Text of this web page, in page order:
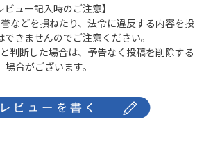
ビュー記入時のご注意】
などを損ねたり、法令に違反する内容を投
できませんのでご注意ください。
判断した場合は、予告なく投稿を削除する
場合がございます。